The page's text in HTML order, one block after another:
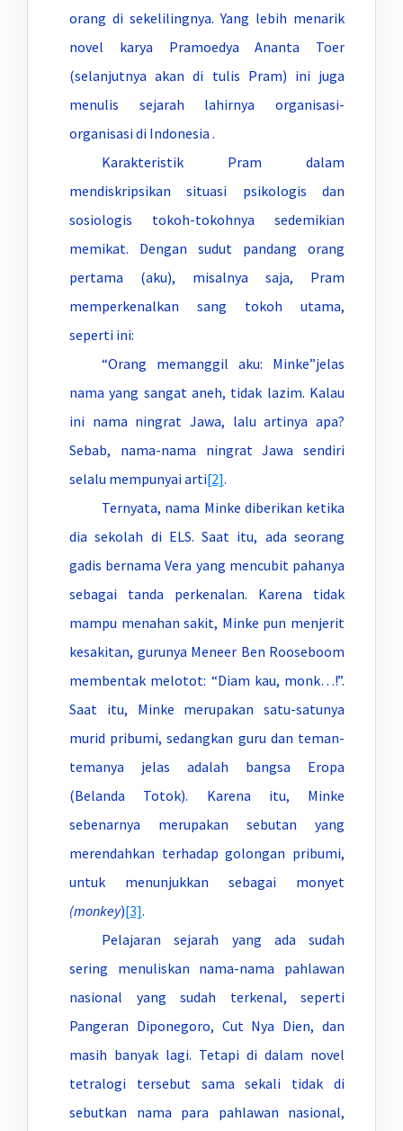
orang di sekelilingnya. Yang lebih menarik
novel karya Pramoedya Ananta Toer
(selanjutnya akan di tulis Pram) ini juga
menulis sejarah lahirnya organisasi-
organisasi di Indonesia .
Karakteristik Pram dalam
mendiskripsikan situasi psikologis dan
sosiologis tokoh-tokohnya sedemikian
memikat. Dengan sudut pandang orang
pertama (aku), misalnya saja, Pram
memperkenalkan sang tokoh utama,
seperti ini:
“Orang memanggil aku: Minke”jelas
nama yang sangat aneh, tidak lazim. Kalau
ini nama ningrat Jawa, lalu artinya apa?
Sebab, nama-nama ningrat Jawa sendiri
selalu mempunyai arti[2].
Ternyata, nama Minke diberikan ketika
dia sekolah di ELS. Saat itu, ada seorang
gadis bernama Vera yang mencubit pahanya
sebagai tanda perkenalan. Karena tidak
mampu menahan sakit, Minke pun menjerit
kesakitan, gurunya Meneer Ben Rooseboom
membentak melotot: “Diam kau, monk…!”.
Saat itu, Minke merupakan satu-satunya
murid pribumi, sedangkan guru dan teman-
temanya jelas adalah bangsa Eropa
(Belanda Totok). Karena itu, Minke
sebenarnya merupakan sebutan yang
merendahkan terhadap golongan pribumi,
untuk menunjukkan sebagai monyet
(monkey)[3].
Pelajaran sejarah yang ada sudah
sering menuliskan nama-nama pahlawan
nasional yang sudah terkenal, seperti
Pangeran Diponegoro, Cut Nya Dien, dan
masih banyak lagi. Tetapi di dalam novel
tetralogi tersebut sama sekali tidak di
sebutkan nama para pahlawan nasional,